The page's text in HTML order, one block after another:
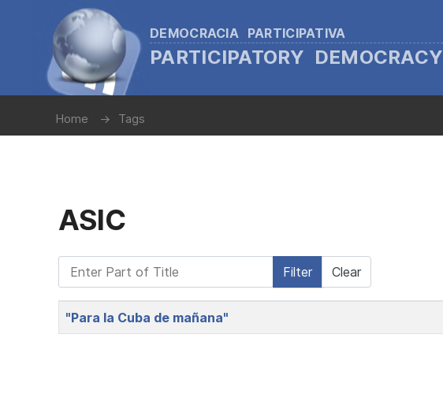
DEMOCRACIA PARTICIPATIVA
PARTICIPATORY DEMOCRACY
Home Tags
ASIC
Enter Part of Title Filter Clear
Title
"Para la Cuba de mañana"